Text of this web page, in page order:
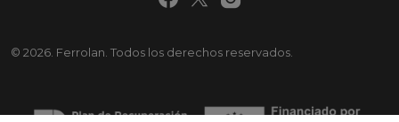
© 2026. Ferrolan. Todos los derechos reservados.